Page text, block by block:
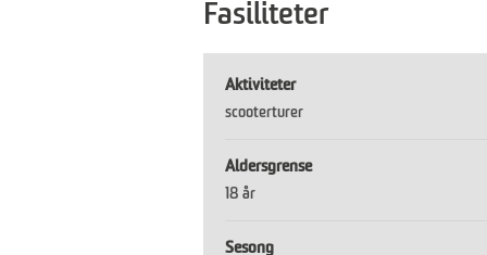
Fasiliteter
Aktiviteter
scooterturer
Aldersgrense
18 år
Sesong